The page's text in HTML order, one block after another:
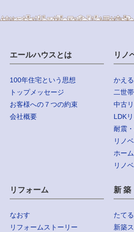
エールハウスとは
100年住宅という思想
トップメッセージ
お客様への７つの約束
会社概要
リノ
かえる
二世
中古
LDK
耐震
リノ
ホー
リノ
リフォーム
なおす
リフォームストーリー
新 築
たてる
新築